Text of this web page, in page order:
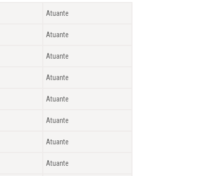
Atuante
Atuante
Atuante
Atuante
Atuante
Atuante
Atuante
Atuante